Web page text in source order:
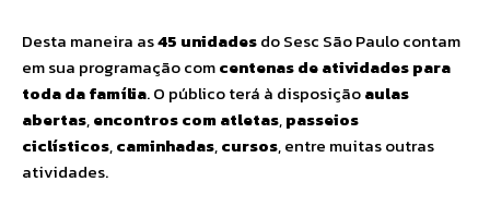
Desta maneira as45 unidadesdo Sesc São Paulo contam
em sua programação comcentenas de atividades para
toda da família. O público terá à disposiçãoaulas
abertas,encontros com atletas,passeios
ciclísticos,caminhadas,cursos, entre muitas outras
atividades.